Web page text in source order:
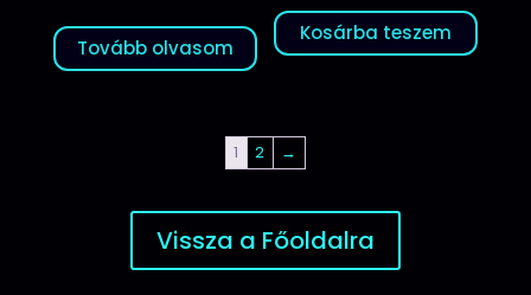
Tovább olvasom
Kosárba teszem
1 2 →
Vissza a Főoldalra